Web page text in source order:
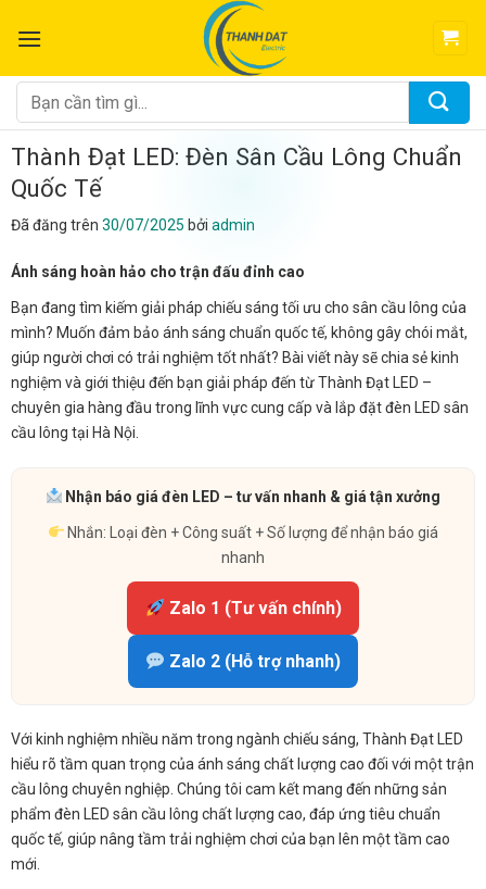
đến
dung
Tìm
kiếm:
Thành Đạt LED: Đèn Sân Cầu Lông Chuẩn
Quốc Tế
Đã đăng trên 30/07/2025 bởi admin
Ánh sáng hoàn hảo cho trận đấu đỉnh cao
Bạn đang tìm kiếm giải pháp chiếu sáng tối ưu cho sân cầu lông của
mình? Muốn đảm bảo ánh sáng chuẩn quốc tế, không gây chói mắt,
giúp người chơi có trải nghiệm tốt nhất? Bài viết này sẽ chia sẻ kinh
nghiệm và giới thiệu đến bạn giải pháp đến từ Thành Đạt LED –
chuyên gia hàng đầu trong lĩnh vực cung cấp và lắp đặt đèn LED sân
cầu lông tại Hà Nội.
Nhận báo giá đèn LED – tư vấn nhanh & giá tận xưởng
Nhắn: Loại đèn + Công suất + Số lượng để nhận báo giá
nhanh
Zalo 1 (Tư vấn chính)
Zalo 2 (Hỗ trợ nhanh)
Với kinh nghiệm nhiều năm trong ngành chiếu sáng, Thành Đạt LED
hiểu rõ tầm quan trọng của ánh sáng chất lượng cao đối với một trận
cầu lông chuyên nghiệp. Chúng tôi cam kết mang đến những sản
phẩm đèn LED sân cầu lông chất lượng cao, đáp ứng tiêu chuẩn
quốc tế, giúp nâng tầm trải nghiệm chơi của bạn lên một tầm cao
mới.